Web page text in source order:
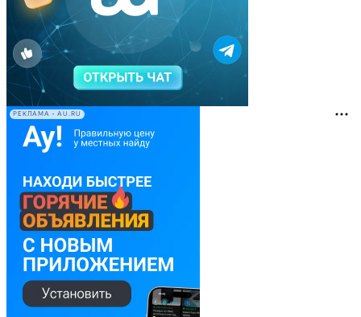
РЕКЛАМА • AU.RU